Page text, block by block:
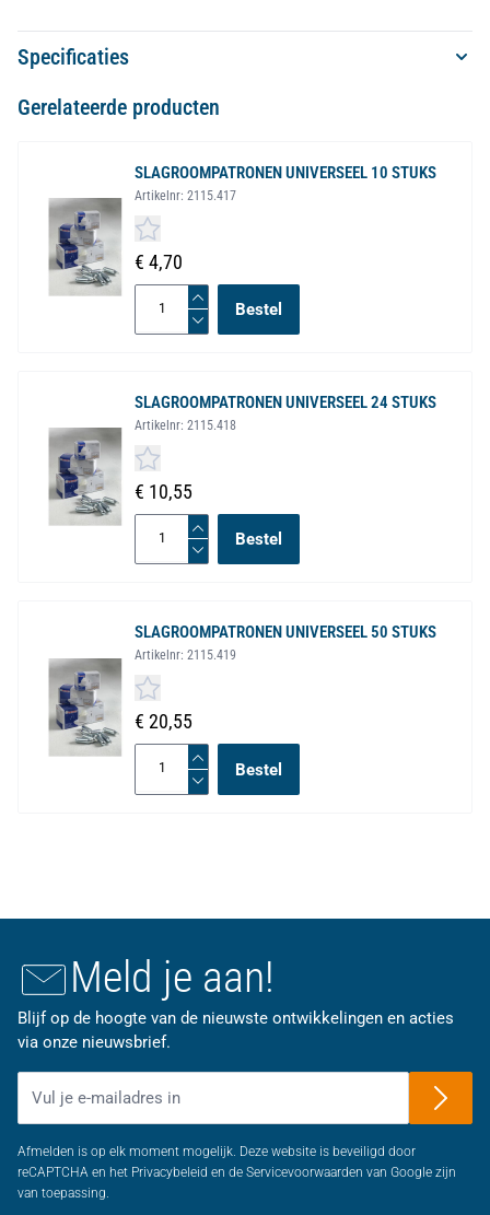
Specificaties
Gerelateerde producten
SLAGROOMPATRONEN UNIVERSEEL 10 STUKS
Artikelnr: 2115.417
€ 4,70
Bestel
SLAGROOMPATRONEN UNIVERSEEL 24 STUKS
Artikelnr: 2115.418
€ 10,55
Bestel
SLAGROOMPATRONEN UNIVERSEEL 50 STUKS
Artikelnr: 2115.419
€ 20,55
Bestel
Meld je aan!
Blijf op de hoogte van de nieuwste ontwikkelingen en acties
via onze nieuwsbrief.
Afmelden is op elk moment mogelijk. Deze website is beveiligd door
reCAPTCHA en het Privacybeleid en de Servicevoorwaarden van Google zijn
van toepassing.